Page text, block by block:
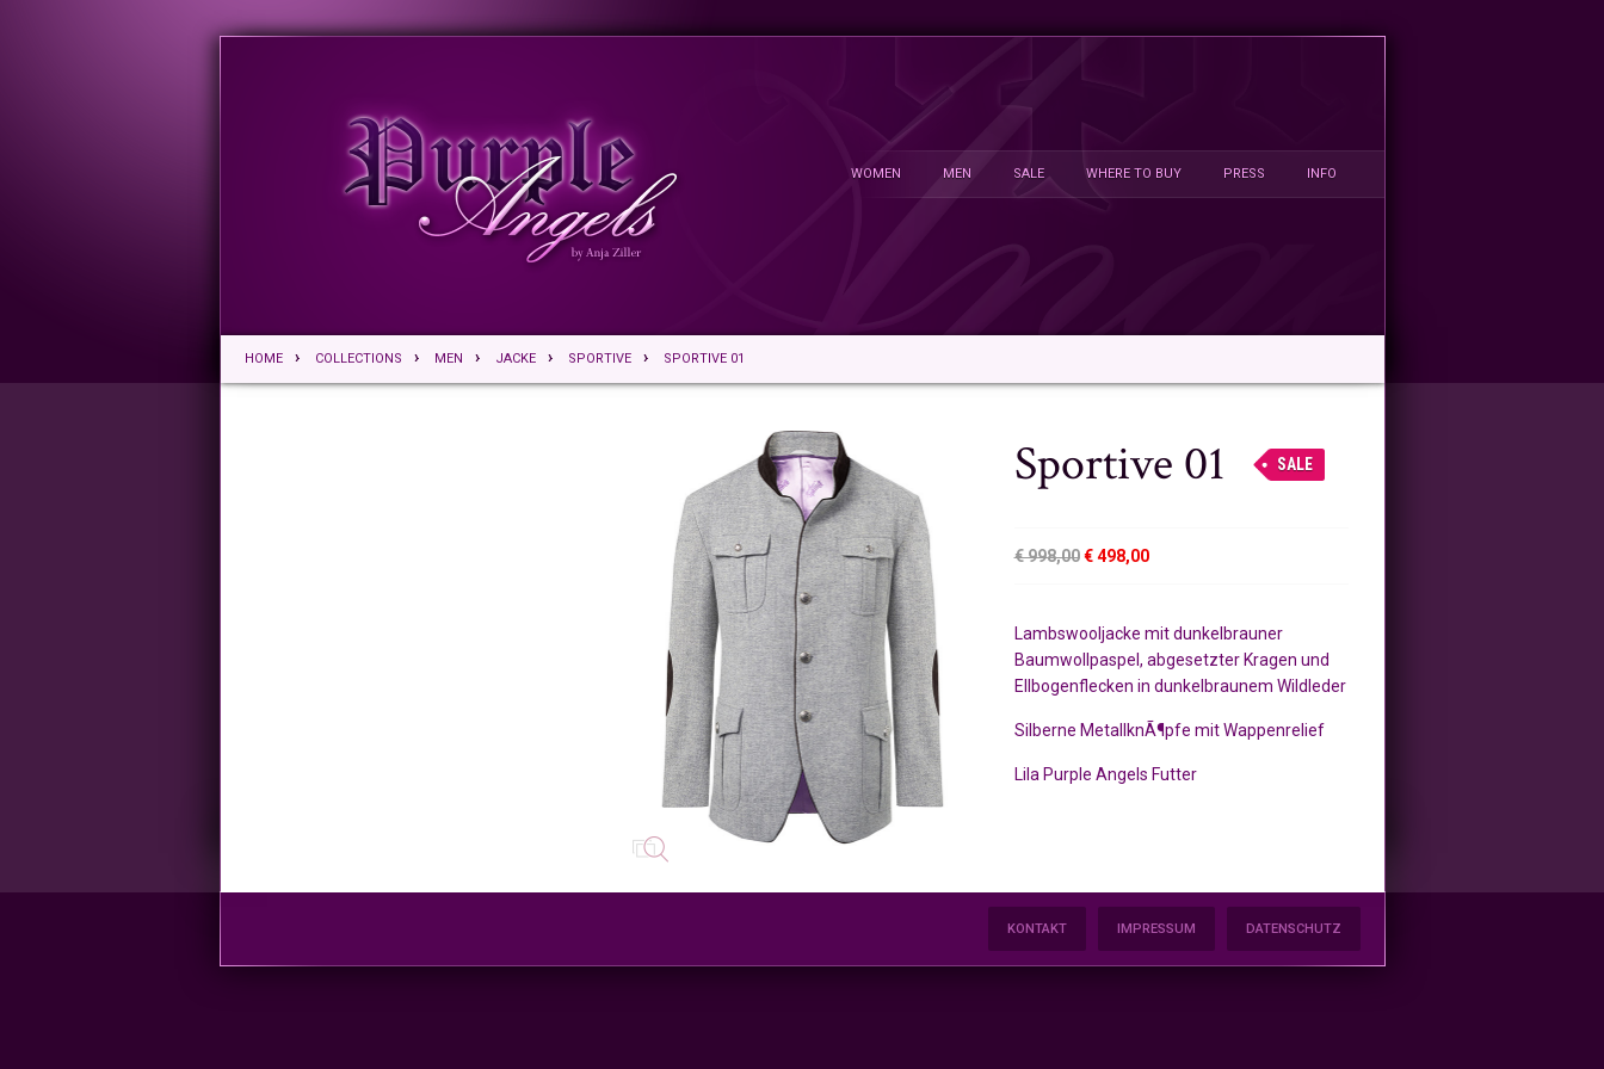
WOMEN MEN SALE WHERE TO BUY PRESS INFO
HOME COLLECTIONS MEN JACKE SPORTIVE SPORTIVE 01
Sportive 01 SALE
€ 998,00 € 498,00
Lambswooljacke mit dunkelbrauner
Baumwollpaspel, abgesetzter Kragen und
Ellbogenflecken in dunkelbraunem Wildleder
Silberne MetallknÃ¶pfe mit Wappenrelief
Lila Purple Angels Futter
KONTAKT IMPRESSUM DATENSCHUTZ